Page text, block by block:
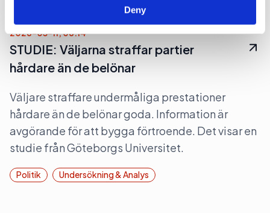
Deny
2026-05-11, 06:14
STUDIE: Väljarna straffar partier
hårdare än de belönar
Väljare straffare undermåliga prestationer
hårdare än de belönar goda. Information är
avgörande för att bygga förtroende. Det visar en
studie från Göteborgs Universitet.
Politik Undersökning & Analys